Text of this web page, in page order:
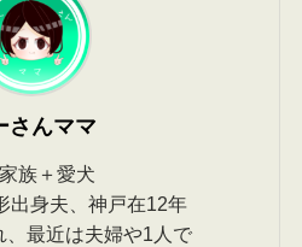
さんママ
族＋愛犬
出身夫、神戸在12年
、最近は夫婦や1人で